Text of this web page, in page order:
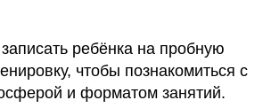
ребёнка на пробную
чтобы познакомиться с
и форматом занятий.